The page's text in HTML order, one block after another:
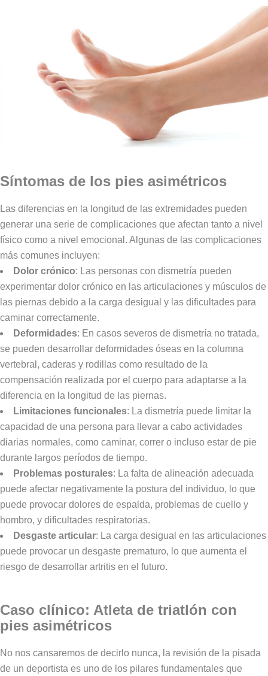
Síntomas de los pies asimétricos
Las diferencias en la longitud de las extremidades pueden
generar una serie de complicaciones que afectan tanto a nivel
físico como a nivel emocional. Algunas de las complicaciones
más comunes incluyen:
Dolor crónico: Las personas con dismetría pueden
experimentar dolor crónico en las articulaciones y músculos de
las piernas debido a la carga desigual y las dificultades para
caminar correctamente.
Deformidades: En casos severos de dismetría no tratada,
se pueden desarrollar deformidades óseas en la columna
vertebral, caderas y rodillas como resultado de la
compensación realizada por el cuerpo para adaptarse a la
diferencia en la longitud de las piernas.
Limitaciones funcionales: La dismetría puede limitar la
capacidad de una persona para llevar a cabo actividades
diarias normales, como caminar, correr o incluso estar de pie
durante largos períodos de tiempo.
Problemas posturales: La falta de alineación adecuada
puede afectar negativamente la postura del individuo, lo que
puede provocar dolores de espalda, problemas de cuello y
hombro, y dificultades respiratorias.
Desgaste articular: La carga desigual en las articulaciones
puede provocar un desgaste prematuro, lo que aumenta el
riesgo de desarrollar artritis en el futuro.
Caso clínico: Atleta de triatlón con
pies asimétricos
No nos cansaremos de decirlo nunca, la revisión de la pisada
de un deportista es uno de los pilares fundamentales que